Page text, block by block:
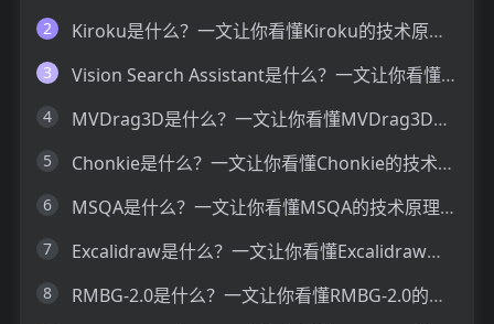
2 Kiroku是什么？一文让你看懂Kiroku的技术原理、主要功能、应用场景
3 Vision Search Assistant是什么？一文让你看懂Vision Search Assistant的技术原理、主要功能、应用场景
4 MVDrag3D是什么？一文让你看懂MVDrag3D的技术原理、主要功能、应用场景
5 Chonkie是什么？一文让你看懂Chonkie的技术原理、主要功能、应用场景
6 MSQA是什么？一文让你看懂MSQA的技术原理、主要功能、应用场景
7 Excalidraw是什么？一文让你看懂Excalidraw的技术原理、主要功能、应用场景
8 RMBG-2.0是什么？一文让你看懂RMBG-2.0的技术原理、主要功能、应用场景